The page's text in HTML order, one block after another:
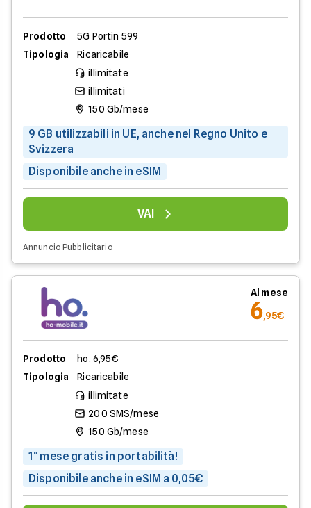
Prodotto
5G Portin 599
Tipologia
Ricaricabile
illimitate
illimitati
150 Gb/mese
9 GB utilizzabili in UE, anche nel Regno Unito e
Svizzera
Disponibile anche in eSIM
VAI
Annuncio Pubblicitario
Al mese
6,95€
Prodotto
ho. 6,95€
Tipologia
Ricaricabile
illimitate
200 SMS/mese
150 Gb/mese
1° mese gratis in portabilità!
Disponibile anche in eSIM a 0,05€